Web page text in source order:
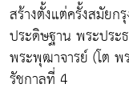
สร้างตั้งแต่ครั้งสมัยก
ประดิษฐาน พระประ
พระพุฒาจารย์ (โต พ
รัชกาลที่ 4